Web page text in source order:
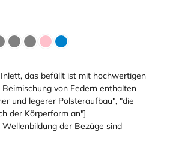
das befüllt ist mit hochwertigen
von Federn enthalten
und legerer Polsteraufbau", "die
der Körperform an"]
der Bezüge sind